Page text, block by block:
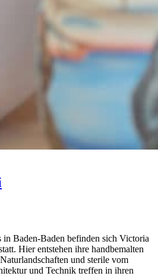
Baden-Baden befinden sich Victoria
Hier entstehen ihre handbemalten
und sterile vom
und Technik treffen in ihren